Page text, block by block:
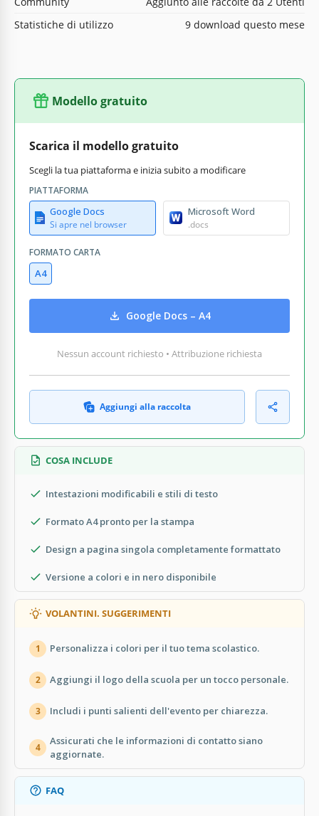
Statistiche di utilizzo
9 download questo mese
Modello gratuito
Scarica il modello gratuito
Scegli la tua piattaforma e inizia subito a modificare
PIATTAFORMA
Google Docs
Si apre nel browser
Microsoft Word
.docs
FORMATO CARTA
A4
Google Docs – A4
Nessun account richiesto • Attribuzione richiesta
Aggiungi alla raccolta
COSA INCLUDE
Intestazioni modificabili e stili di testo
Formato A4 pronto per la stampa
Design a pagina singola completamente formattato
Versione a colori e in nero disponibile
VOLANTINI. SUGGERIMENTI
1 Personalizza i colori per il tuo tema scolastico.
2 Aggiungi il logo della scuola per un tocco personale.
3 Includi i punti salienti dell'evento per chiarezza.
4
Assicurati che le informazioni di contatto siano
aggiornate.
FAQ